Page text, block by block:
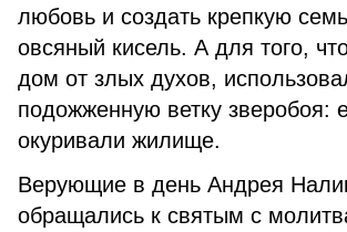
любовь и создать крепкую
овсяный кисель. А для того,
дом от злых духов,
подожженную ветку зверобоя:
окуривали жилище.
Верующие в день Андрея
обращались к святым с